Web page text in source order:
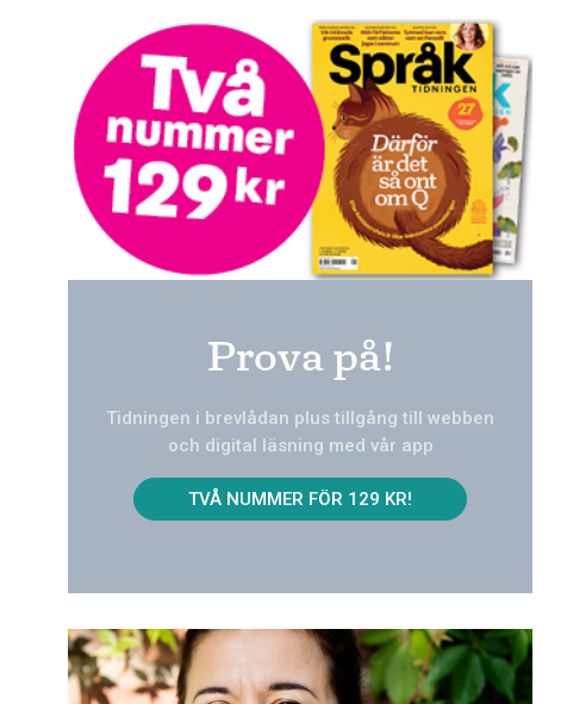
Prova på!
Tidningen i brevlådan plus tillgång till webben
och digital läsning med vår app
TVÅ NUMMER FÖR 129 KR!